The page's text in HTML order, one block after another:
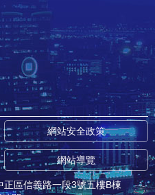
網站安全政策
網站導覽
正區信義路一段3號五樓B棟